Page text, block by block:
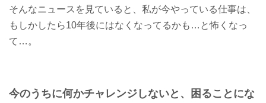
そんなニュースを見ていると、私が今やっている仕事は、
もしかしたら10年後にはなくなってるかも…と怖くなっ
て…。
今のうちに何かチャレンジしないと、困ることにな